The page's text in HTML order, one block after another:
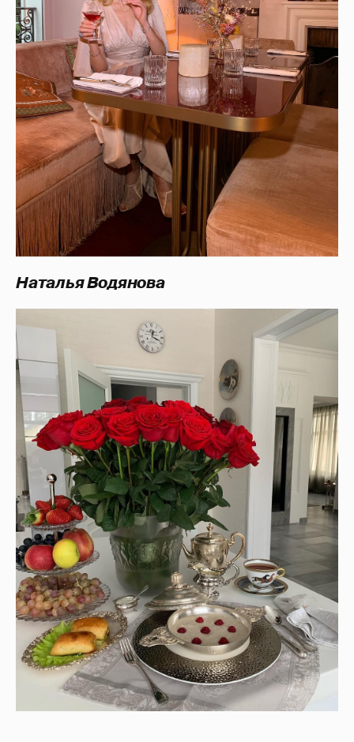
Наталья Водянова